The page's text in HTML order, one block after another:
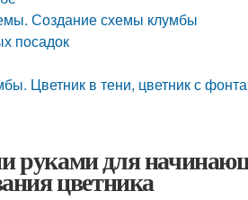
Создание схемы клумбы
посадок
Цветник в тени, цветник с
руками для
цветника